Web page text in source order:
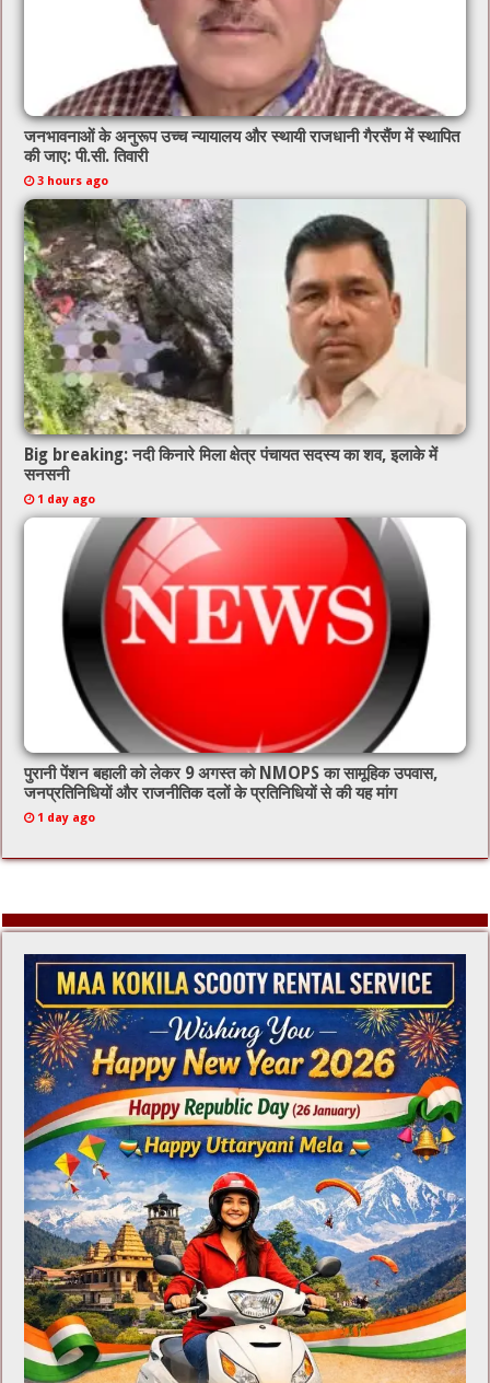
जनभावनाओं के अनुरूप उच्च न्यायालय और स्थायी राजधानी गैरसैंण में स्थापित
की जाए: पी.सी. तिवारी
3 hours ago
Big breaking: नदी किनारे मिला क्षेत्र पंचायत सदस्य का शव, इलाके में
सनसनी
1 day ago
पुरानी पेंशन बहाली को लेकर 9 अगस्त को NMOPS का सामूहिक उपवास,
जनप्रतिनिधियों और राजनीतिक दलों के प्रतिनिधियों से की यह मांग
1 day ago